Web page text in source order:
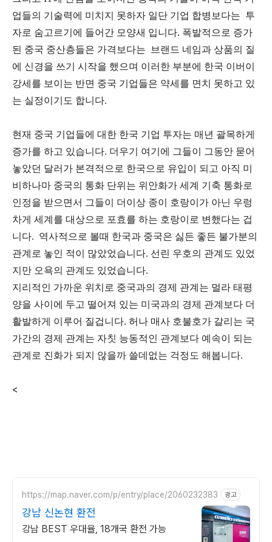
업들의 기술력에 미치지 못하자 일단 기업 합병보다는 투
자로 숨고르기에 들어간 모양새 입니다. 폭발적으로 증가
된 중국 중산층들은 가격보다는 브랜드 네임과 상품의 질
에 신경을 쓰기 시작을 했으며 이러한 부분에 한국 이버이
강세를 보이는 반면 중국 기업들은 약세를 면치 못하고 있
는 실정이기도 합니다.
현재 중국 기업들에 대한 한국 기업 투자는 매년 괄목하게
증가를 하고 있습니다. 더우기 여기에 그들이 그동안 묻어
놓았던 달러가 본격적으로 한국으로 유입이 되고 아직 미
비하나마 중국의 통화 단위는 위안화가 세계 기축 통화로
인정을 받으면서 그들이 더이상 종이 호랑이가 아닌 우렁
차게 세계를 대상으로 포효를 하는 호랑이로 변했다는 겁
니다. 역사적으로 볼때 한국과 중국은 싫든 좋든 불가분의
관계로 놓인 적이 많았었습니다. 선린 우호의 관계도 있었
지만 오욕의 관계도 있었습니다.
지리적인 가까운 위치로 중국과의 경제 관계는 멀라 태평
양을 사이에 두고 떨어져 있는 미국과의 경제 관계보다 더
활발하게 이루어 질겁니다. 허나 매사 호불호가 갈리는 국
가간의 경제 관계는 자칫 능동적인 관계보다 예속이 되는
관계로 진화가 되지 않을까 쓸데없는 걱정도 해봅니다.
<
https://map.naver.com/p/entry/place/2060232383 광고
강남 신논현 환전
강남 BEST 우대율, 18개국 환전 가능